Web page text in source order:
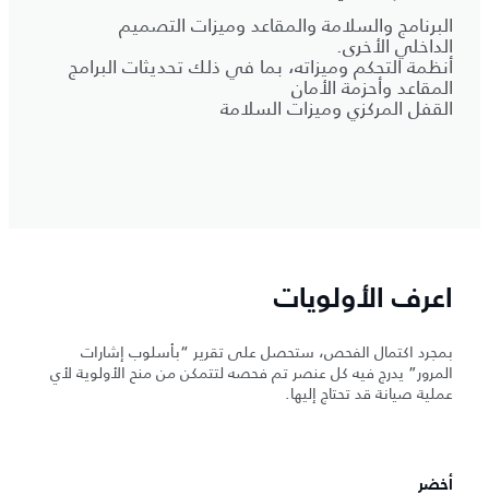
البرنامج والسلامة والمقاعد وميزات التصميم
الداخلي الأخرى.
أنظمة التحكم وميزاته، بما في ذلك تحديثات البرامج
المقاعد وأحزمة الأمان
القفل المركزي وميزات السلامة
اعرف الأولويات
بمجرد اكتمال الفحص، ستحصل على تقرير “بأسلوب إشارات
المرور” يدرج فيه كل عنصر تم فحصه لتتمكن من منح الأولوية لأي
عملية صيانة قد تحتاج إليها.
أخضر